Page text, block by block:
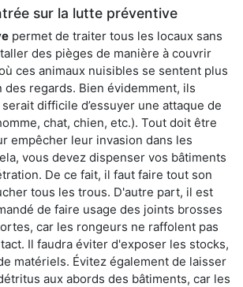
sur la lutte préventive
permet de traiter tous les locaux sans
des pièges de manière à couvrir
ces animaux nuisibles se sentent plus
regards. Bien évidemment, ils
difficile d’essuyer une attaque de
chat, chien, etc.). Tout doit être
empêcher leur invasion dans les
vous devez dispenser vos bâtiments
De ce fait, il faut faire tout son
tous les trous. D'autre part, il est
de faire usage des joints brosses
car les rongeurs ne raffolent pas
Il faudra éviter d'exposer les stocks,
matériels. Évitez également de laisser
aux abords des bâtiments, car les